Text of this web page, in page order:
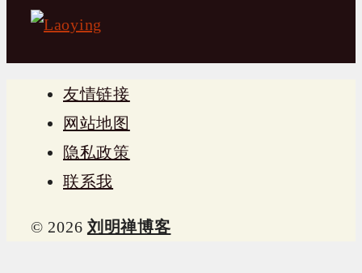
友情链接
网站地图
隐私政策
联系我
© 2026 刘明禅博客